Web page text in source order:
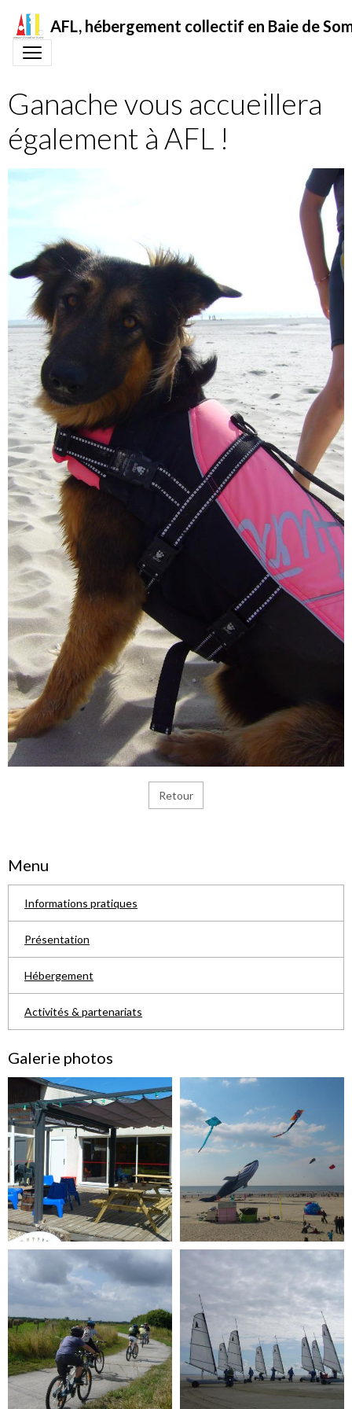
AFL, hébergement collectif en Baie de
Ganache vous accueillera
également à AFL !
Retour
Menu
Informations pratiques
Présentation
Hébergement
Activités & partenariats
Galerie photos